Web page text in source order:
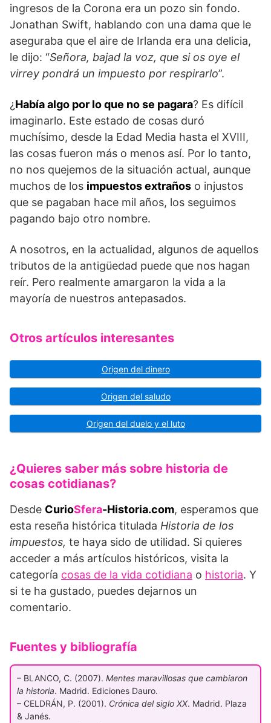
ingresos de la Corona era un pozo sin fondo.
Jonathan Swift, hablando con una dama que le
aseguraba que el aire de Irlanda era una delicia,
le dijo: “Señora, bajad la voz, que si os oye el
virrey pondrá un impuesto por respirarlo”.
¿Había algo por lo que no se pagara? Es difícil
imaginarlo. Este estado de cosas duró
muchísimo, desde la Edad Media hasta el XVIII,
las cosas fueron más o menos así. Por lo tanto,
no nos quejemos de la situación actual, aunque
muchos de los impuestos extraños o injustos
que se pagaban hace mil años, los seguimos
pagando bajo otro nombre.
A nosotros, en la actualidad, algunos de aquellos
tributos de la antigüedad puede que nos hagan
reír. Pero realmente amargaron la vida a la
mayoría de nuestros antepasados.
Otros artículos interesantes
Origen del dinero
Origen del saludo
Origen del duelo y el luto
¿Quieres saber más sobre historia de
cosas cotidianas?
Desde CurioSfera-Historia.com, esperamos que
esta reseña histórica titulada Historia de los
impuestos, te haya sido de utilidad. Si quieres
acceder a más artículos históricos, visita la
categoría cosas de la vida cotidiana o historia. Y
si te ha gustado, puedes dejarnos un
comentario.
Fuentes y bibliografía
– BLANCO, C. (2007). Mentes maravillosas que cambiaron
la historia. Madrid. Ediciones Dauro.
– CELDRÁN, P. (2001). Crónica del siglo XX. Madrid. Plaza
& Janés.